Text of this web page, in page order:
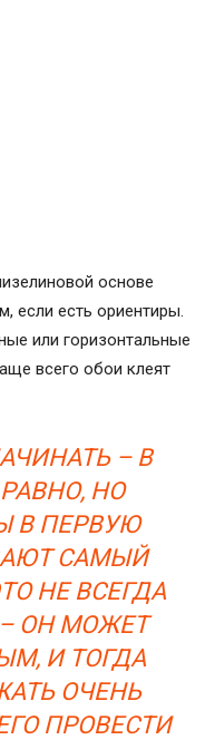
основе
если есть ориентиры.
или горизонтальные
всего обои клеят
– В
НО
В ПЕРВУЮ
САМЫЙ
НЕ ВСЕГДА
ОН МОЖЕТ
И ТОГДА
ОЧЕНЬ
ПРОВЕСТИ